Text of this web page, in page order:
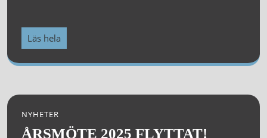
Läs hela
NYHETER
ÅRSMÖTE 2025 FLYTTAT!